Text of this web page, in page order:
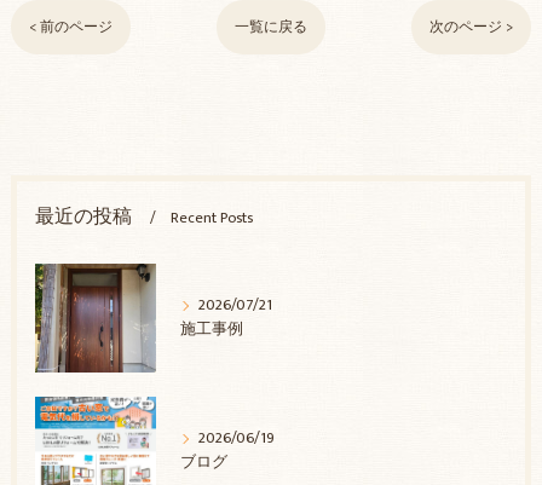
< 前のページ 一覧に戻る 次のページ >
最近の投稿 Recent Posts
2026/07/21
施工事例
2026/06/19
ブログ